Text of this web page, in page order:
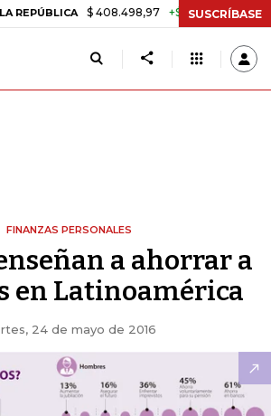
$ 408.498,97 +$ 8.753,81 +2,19%
SUSCRÍBASE
FINANZAS PERSONALES
a ahorrar a
en Latinoamérica
24 de mayo de 2016